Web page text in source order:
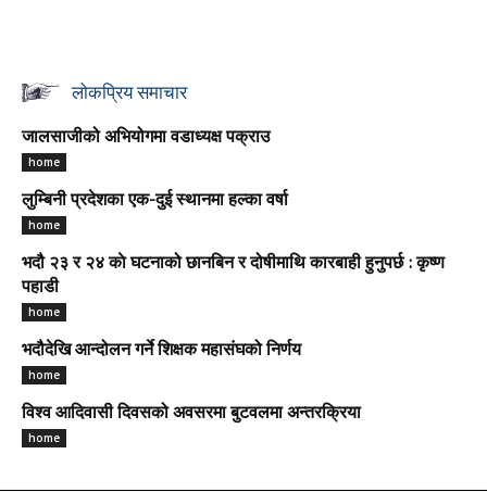
लोकप्रिय समाचार
जालसाजीको अभियोगमा वडाध्यक्ष पक्राउ
home
लुम्बिनी प्रदेशका एक-दुई स्थानमा हल्का वर्षा
home
भदौ २३ र २४ काे घटनाको छानबिन र दोषीमाथि कारबाही हुनुपर्छ : कृष्ण
पहाडी
home
भदौदेखि आन्दोलन गर्ने शिक्षक महासंघको निर्णय
home
विश्व आदिवासी दिवसको अवसरमा बुटवलमा अन्तरक्रिया
home